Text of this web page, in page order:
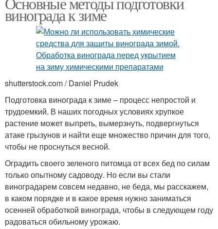
винограда к зиме
shutterstock.com / Daniel Prudek
Подготовка винограда к зиме – процесс непростой и
трудоемкий. В наших погодных условиях хрупкое
растение может выпреть, вымерзнуть, подвергнуться
атаке грызунов и найти еще множество причин для того,
чтобы не проснуться весной.
Оградить своего зеленого питомца от всех бед по силам
только опытному садоводу. Но если вы стали
виноградарем совсем недавно, не беда, мы расскажем,
в каком порядке и в какое время нужно заниматься
осенней обработкой винограда, чтобы в следующем году
радоваться обильному урожаю.